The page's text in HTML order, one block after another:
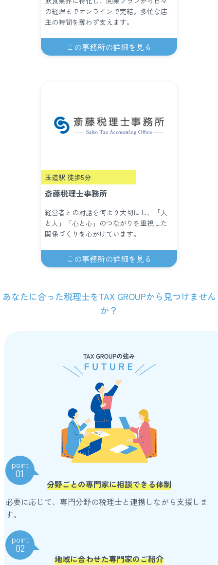
の経理までオンラインで完結。多忙な店
主の時間を奪わず支えます。
この事務所の詳細を見る
玉造駅 徒歩5分
斎藤税理士事務所
経営者との対話を何より大切にし、「人
と人」「心と心」のつながりを重視した
関係づくりを心がけています。
この事務所の詳細を見る
あなたに合った税理士をTAX GROUPから見つけません
か？
point
01
分野ごとの専門家に相談できる体制
必要に応じて、専門分野の税理士と連携しながら支援しま
す。
point
02
地域に合わせた専門家のご紹介